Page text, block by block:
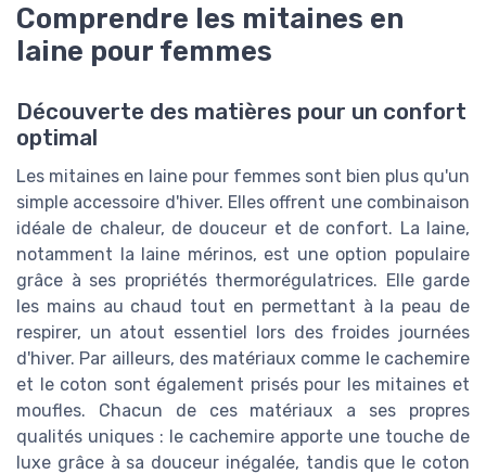
Comprendre les mitaines en
laine pour femmes
Découverte des matières pour un confort
optimal
Les mitaines en laine pour femmes sont bien plus qu'un
simple accessoire d'hiver. Elles offrent une combinaison
idéale de chaleur, de douceur et de confort. La laine,
notamment la laine mérinos, est une option populaire
grâce à ses propriétés thermorégulatrices. Elle garde
les mains au chaud tout en permettant à la peau de
respirer, un atout essentiel lors des froides journées
d'hiver. Par ailleurs, des matériaux comme le cachemire
et le coton sont également prisés pour les mitaines et
moufles. Chacun de ces matériaux a ses propres
qualités uniques : le cachemire apporte une touche de
luxe grâce à sa douceur inégalée, tandis que le coton